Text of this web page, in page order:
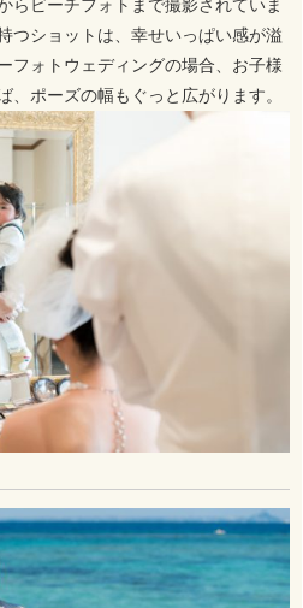
らビーチフォトまで撮影されていま
つショットは、幸せいっぱい感が溢
フォトウェディングの場合、お子様
、ポーズの幅もぐっと広がります。